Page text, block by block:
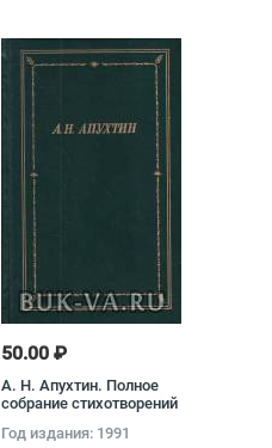
50.00 ₽
А. Н. Апухтин. Полное
собрание стихотворений
Год издания: 1991